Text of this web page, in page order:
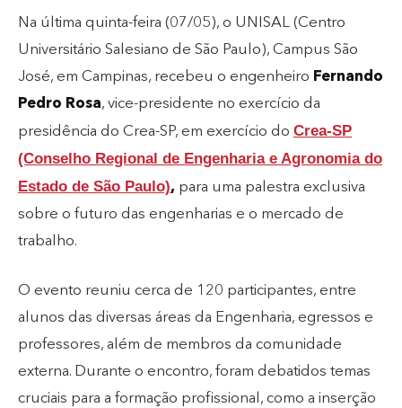
Na última quinta-feira (07/05), o UNISAL (Centro
Universitário Salesiano de São Paulo), Campus São
José, em Campinas, recebeu o engenheiro Fernando
Pedro Rosa, vice-presidente no exercício da
presidência do Crea-SP, em exercício do Crea-SP
(Conselho Regional de Engenharia e Agronomia do
Estado de São Paulo), para uma palestra exclusiva
sobre o futuro das engenharias e o mercado de
trabalho.
O evento reuniu cerca de 120 participantes, entre
alunos das diversas áreas da Engenharia, egressos e
professores, além de membros da comunidade
externa. Durante o encontro, foram debatidos temas
cruciais para a formação profissional, como a inserção